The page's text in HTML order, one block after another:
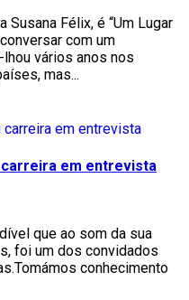
Susana Félix, é “Um Lugar
com um
lhou vários anos nos
mas...
em entrevista
que ao som da sua
foi um dos convidados
conhecimento